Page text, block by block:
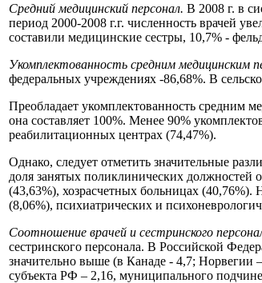
Средний медицинский персонал. В 2008 г. в
период 2000-2008 г.г. численность врачей
составили медицинские сестры, 10,7% -
Укомплектованность средним медицинским
федеральных учреждениях -86,68%. В
Преобладает укомплектованность средним
она составляет 100%. Менее 90%
реабилитационных центрах (74,47%).
Однако, следует отметить значительные
доля занятых поликлинических должностей
(43,63%), хозрасчетных больницах
(8,06%), психиатрических и
Соотношение врачей и сестринского
сестринского персонала. В Российской
значительно выше (в Канаде - 4,7; Норвегии
субъекта РФ – 2,16, муниципального